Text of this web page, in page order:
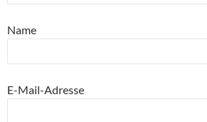
Name
E-Mail-Adresse